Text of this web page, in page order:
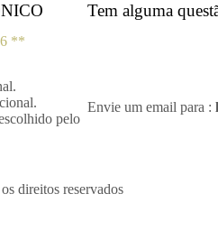
**
pelo
Tem alguma
Envie um email para :
direitos reservados